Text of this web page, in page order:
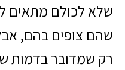
שלא לכולם מתאים
שהם צופים בהם,
רק שמדובר בדמות